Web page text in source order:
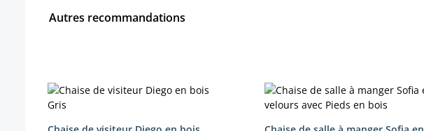
Autres recommandations